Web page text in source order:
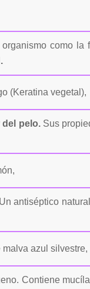
como
(Keratina vegetal),
pelo.Sus
antiséptico
azul silvestre,
Contiene